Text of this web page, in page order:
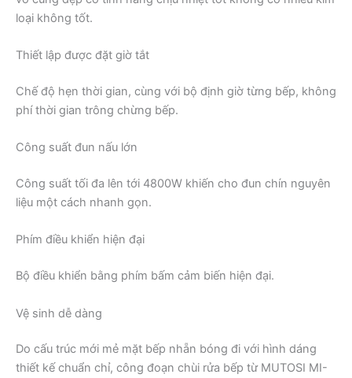
loại không tốt.
Thiết lập được đặt giờ tắt
Chế độ hẹn thời gian, cùng với bộ định giờ từng bếp, không
phí thời gian trông chừng bếp.
Công suất đun nấu lớn
Công suất tối đa lên tới 4800W khiến cho đun chín nguyên
liệu một cách nhanh gọn.
Phím điều khiển hiện đại
Bộ điều khiển bằng phím bấm cảm biến hiện đại.
Vệ sinh dễ dàng
Do cấu trúc mới mẻ mặt bếp nhẵn bóng đi với hình dáng
thiết kế chuẩn chỉ, công đoạn chùi rửa bếp từ MUTOSI MI-